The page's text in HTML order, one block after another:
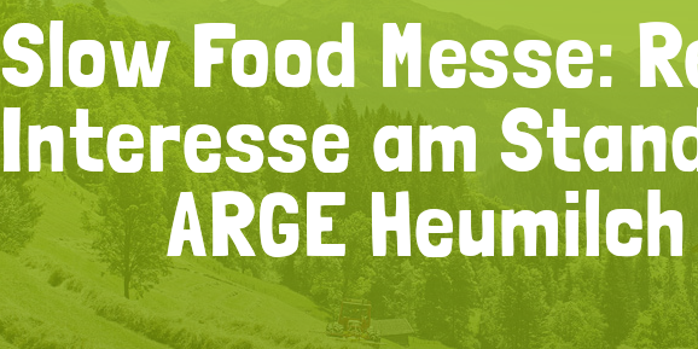
Slow Food Messe:
Interesse am
ARGE Heumilch
Slow Food Messe:
Interesse am
ARGE Heumilch